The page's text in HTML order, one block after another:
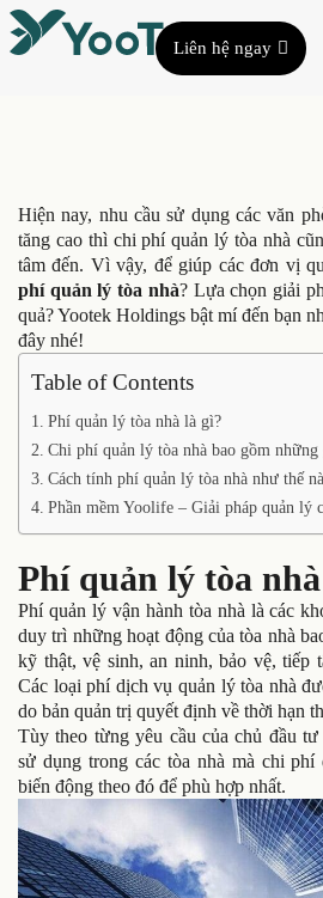
Liên hệ ngay
Hiện nay, nhu cầu sử dụng các văn
tăng cao thì chi phí quản lý tòa nhà
tâm đến. Vì vậy, để giúp các đơn vị
phí quản lý tòa nhà? Lựa chọn giải
quả? Yootek Holdings bật mí đến bạn
đây nhé!
Table of Contents
Phí quản lý tòa nhà là gì?
Chi phí quản lý tòa nhà bao gồm những
Cách tính phí quản lý tòa nhà như thế
Phần mềm Yoolife – Giải pháp quản lý
Phí quản lý tòa
Phí quản lý vận hành tòa nhà là các
duy trì những hoạt động của tòa nhà
kỹ thật, vệ sinh, an ninh, bảo vệ, tiếp
Các loại phí dịch vụ quản lý tòa nhà
do bản quản trị quyết định về thời hạn
Tùy theo từng yêu cầu của chủ đầu
sử dụng trong các tòa nhà mà chi
biến động theo đó để phù hợp nhất.